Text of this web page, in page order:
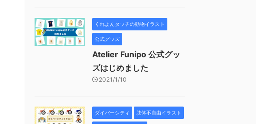
くれよんタッチの動物イラスト
公式グッズ
Atelier Funipo 公式グッ
ズはじめました
2021/1/10
ダイバーシティ 肢体不自由イラスト